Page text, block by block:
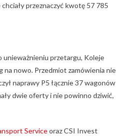
przeznaczyć kwotę 57 785
unieważnieniu przetargu, Koleje
na nowo. Przedmiot zamówienia nie
naprawy P5 łącznie 37 wagonów
dwie oferty i nie powinno dziwić,
Serviceoraz CSI Invest